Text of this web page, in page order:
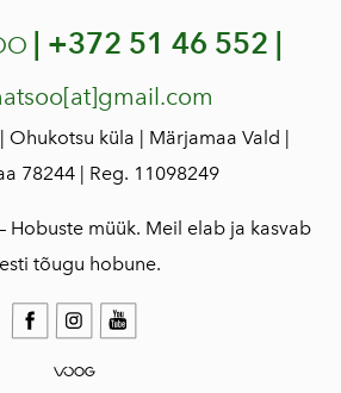
| +372 51 46 552 |
| Ohukotsu küla | Märjamaa Vald |
78244 | Reg. 11098249
Hobuste müük. Meil elab ja kasvab
tõugu hobune.